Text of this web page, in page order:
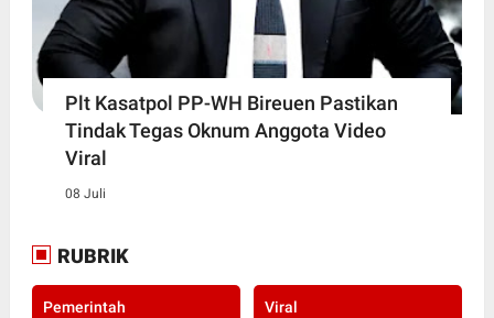
Plt Kasatpol PP-WH Bireuen Pastikan
Tindak Tegas Oknum Anggota Video
Viral
08 Juli
RUBRIK
Pemerintah Viral